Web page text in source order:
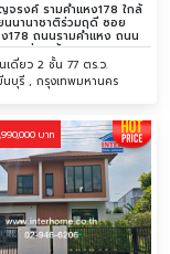
จรงค์ รามคำแหง178 ใกล้
นนานาชาติร่วมฤดี ซอย
178 ถนนรามคำแหง ถนน
ร่มเกล้า
เดี่ยว 2 ชั้น 77 ตร.ว.
นบุรี , กรุงเทพมหานคร
บาท